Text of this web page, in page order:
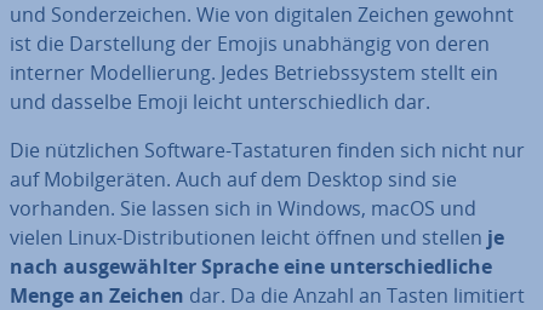
und Son­der­zei­chen. Wie von digitalen Zeichen gewohnt
ist die Dar­stel­lung der Emojis un­ab­hän­gig von deren
interner Mo­del­lie­rung. Jedes Be­triebs­sys­tem stellt ein
und dasselbe Emoji leicht un­ter­schied­lich dar.
Die nütz­li­chen Software-Tas­ta­tu­ren finden sich nicht nur
auf Mo­bil­ge­rä­ten. Auch auf dem Desktop sind sie
vorhanden. Sie lassen sich in Windows, macOS und
vielen Linux-Dis­tri­bu­tio­nen leicht öffnen und stellen je
nach aus­ge­wähl­ter Sprache eine un­ter­schied­li­che
Menge an Zeichen dar. Da die Anzahl an Tasten limitiert